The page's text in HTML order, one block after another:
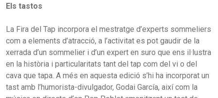
Els tastos
La Fira del Tap incorpora el mestratge d’experts sommeliers
com a elements d’atracció, a l’activitat es pot gaudir de la
xerrada d’un sommelier i d’un expert en suro que ens il·lustra
en la història i particularitats tant del tap com del vi o del
cava que tapa. A més en aquesta edició s’hi ha incorporat un
tast amb l’humorista-divulgador, Godai García, així com la